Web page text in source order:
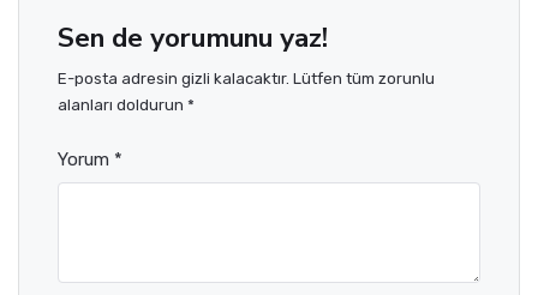
Sen de yorumunu yaz!
E-posta adresin gizli kalacaktır. Lütfen tüm zorunlu
alanları doldurun *
Yorum *